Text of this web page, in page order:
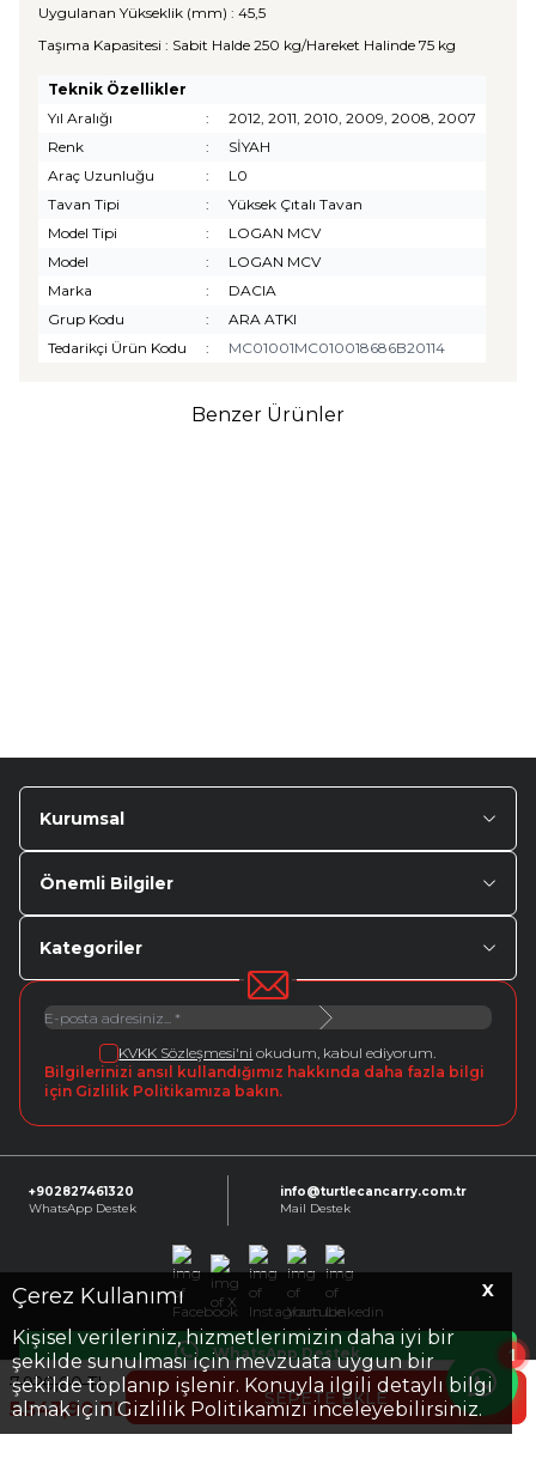
1
X
Çerez Kullanımı
Kişisel verileriniz, hizmetlerimizin daha iyi bir
şekilde sunulması için mevzuata uygun bir
şekilde toplanıp işlenir. Konuyla ilgili detaylı bilgi
almak için Gizlilik Politikamızı inceleyebilirsiniz.
7.920,00TL
5.543,90TL SEPETE EKLE
Uygulanan Yükseklik (mm) : 45,5
Taşıma Kapasitesi : Sabit Halde 250 kg/Hareket Halinde 75 kg
Teknik Özellikler
Yıl Aralığı
:
2012, 2011, 2010, 2009, 2008, 2007
Renk
:
SİYAH
Araç Uzunluğu
:
L0
Tavan Tipi
:
Yüksek Çıtalı Tavan
Model Tipi
:
LOGAN MCV
Model
:
LOGAN MCV
Marka
:
DACIA
Grup Kodu
:
ARA ATKI
Tedarikçi Ürün Kodu
: MC01001MC010018686B20114
Benzer Ürünler
Kurumsal
Önemli Bilgiler
Kategoriler
KVKK Sözleşmesi'ni okudum, kabul ediyorum.
Bilgilerinizi ansıl kullandığımız hakkında daha fazla bilgi
için Gizlilik Politikamıza bakın.
+902827461320
WhatsApp Destek
info@turtlecancarry.com.tr
Mail Destek
Facebook
X InstagramYoutube
WhatsApp Destek